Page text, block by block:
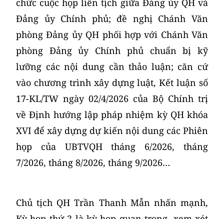
chức cuộc họp liên tịch giữa Đảng ủy QH và
Đảng ủy Chính phủ; đề nghị Chánh Văn
phòng Đảng ủy QH phối hợp với Chánh Văn
phòng Đảng ủy Chính phủ chuẩn bị kỹ
lưỡng các nội dung cần thảo luận; căn cứ
vào chương trình xây dựng luật, Kết luận số
17-KL/TW ngày 02/4/2026 của Bộ Chính trị
về Định hướng lập pháp nhiệm kỳ QH khóa
XVI để xây dựng dự kiến nội dung các Phiên
họp của UBTVQH tháng 6/2026, tháng
7/2026, tháng 8/2026, tháng 9/2026…
Chủ tịch QH Trần Thanh Mẫn nhấn mạnh,